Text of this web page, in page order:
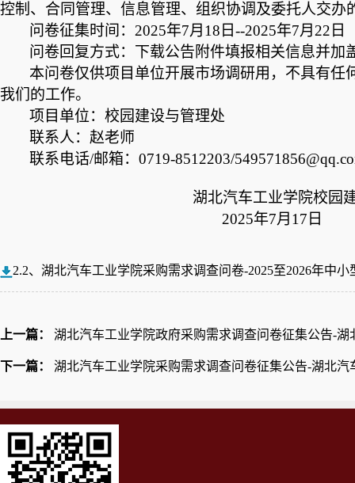
控制、合同管理、信息管理、组织协调及委托人交办
问卷征集时间 ： 2025年7月 18日--2025年7月 22日
问卷回复方式：下载公告附件填报相关信息并
本问卷仅供项目单位开展市场调研用，不具有
我们的工作。
项目单位：校园建设与管理处
联系人： 赵老师
联系电话/邮箱： 0719-8512203/
湖北汽车工业学院校园
2025年7月 17 日
2.2、湖北汽车工业学院采购需求调查问卷-2025至2026年中
上一篇： 湖北汽车工业学院政府采购需求调查问卷征集公告-
下一篇： 湖北汽车工业学院采购需求调查问卷征集公告-湖北